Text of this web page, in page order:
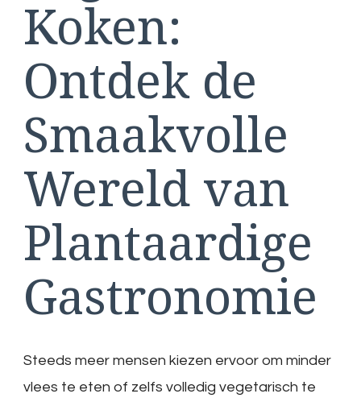
Koken:
Ontdek de
Smaakvolle
Wereld van
Plantaardige
Gastronomie
Steeds meer mensen kiezen ervoor om minder
vlees te eten of zelfs volledig vegetarisch te